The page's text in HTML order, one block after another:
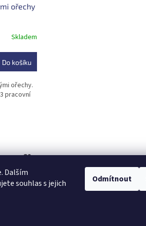
Dalším
souhlas s jejich
Odmítnout
ořechy
Skladem
Do košíku
ořechy.
pracovní
á
d
a
c
í
za 80,-
za 80,- při objednávce do 800,- a do 30